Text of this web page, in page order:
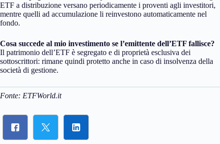
ETF a distribuzione versano periodicamente i proventi agli investitori,
mentre quelli ad accumulazione li reinvestono automaticamente nel
fondo.
Cosa succede al mio investimento se l’emittente dell’ETF fallisce?
Il patrimonio dell’ETF è segregato e di proprietà esclusiva dei
sottoscrittori: rimane quindi protetto anche in caso di insolvenza della
società di gestione.
Fonte: ETFWorld.it